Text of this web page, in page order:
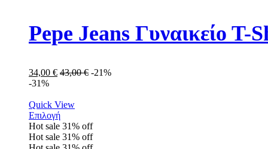
Pepe Jeans Γυναικείo
34,00 € 43,00€ -21%
-31%
Quick View
Επιλογή
Hot sale 31% off
Hot sale 31% off